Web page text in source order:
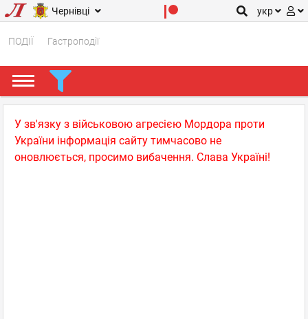
Чернівці укр
ПОДІЇ Гастроподії
У зв'язку з військовою агресією Мордора проти
України інформація сайту тимчасово не
оновлюється, просимо вибачення. Слава Україні!